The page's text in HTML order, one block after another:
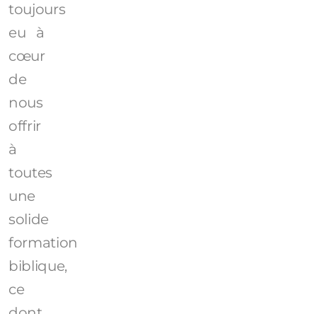
toujours
eu à
cœur
de
nous
offrir
à
toutes
une
solide
formation
biblique,
ce